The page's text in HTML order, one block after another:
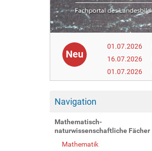
Neu
01.07.2026
16.07.2026
01.07.2026
Navigation
Mathematisch-
naturwissenschaftliche Fächer
Mathematik